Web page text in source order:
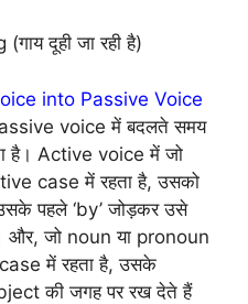
दूही जा रही है)
into Passive Voice
voice में बदलते समय
है। Active voice में जो
case में रहता है, उसको
पहले ‘by’ जोड़कर उसे
जो noun या pronoun
में रहता है, उसके
की जगह पर रख देते हैं